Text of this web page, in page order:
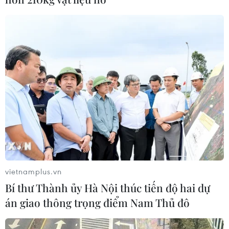
Đã xác định phương tiện khiến hàng
loạt ôtô thủng lốp trên cao tốc Bắc-
Nam
07/08/2026 10:03
Xe khách lao xuống hố sâu bên
đường, 18 hành khách thoát nạn
07/08/2026 08:39
Dự án đường sắt nhẹ Phú Quốc sẽ
vietnamplus.vn
Bí thư Thành ủy Hà Nội thúc tiến độ hai dự
án giao thông trọng điểm Nam Thủ đô